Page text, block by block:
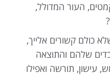
העור המדולל,
כולם קשורים אלייך,
שלהם והתוצאה
עישון, תורשה ואפילו